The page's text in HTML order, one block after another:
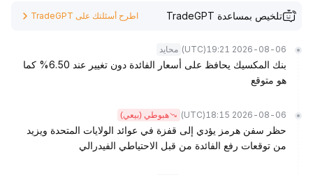
تلخيص بمساعدة TradeGPT اطرح أسئلتك على TradeGPT
2026-08-06 19:21
(UTC) محايد
بنك المكسيك يحافظ على أسعار الفائدة دون تغيير عند 6.50% كما
هو متوقع
2026-08-06 18:15
(UTC) هبوطي (بيعي)
حظر سفن هرمز يؤدي إلى قفزة في عوائد الولايات المتحدة ويزيد
من توقعات رفع الفائدة من قبل الاحتياطي الفيدرالي